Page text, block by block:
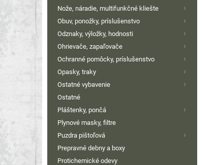
Nože, náradie, multifunkčné kliešte
Obuv, ponožky, príslušenstvo
Odznaky, výložky, hodnosti
Ohrievače, zapaľovače
Ochranné pomôcky, príslušenstvo
Opasky, traky
Ostatné vybavenie
Ostatné
Pláštenky, pončá
Plynové masky, filtre
Puzdra pištoľová
Prepravné debny a boxy
Protichemické odevy